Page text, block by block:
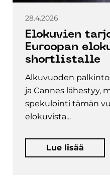
28.4.2026
Elokuvien
Euroopan
shortlistalle
Alkuvuoden
ja Cannes lähestyy,
spekulointi tämän
elokuvista...
Lue lisää